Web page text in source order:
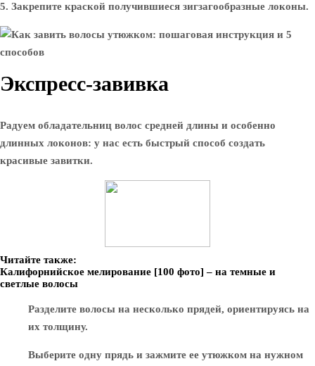
5. Закрепите краской получившиеся зигзагообразные локоны.
Экспресс-завивка
Радуем обладательниц волос средней длины и особенно
длинных локонов: у нас есть быстрый способ создать
красивые завитки.
Читайте также:
Калифорнийское мелирование [100 фото] – на темные и
светлые волосы
Разделите волосы на несколько прядей, ориентируясь на
их толщину.
Выберите одну прядь и зажмите ее утюжком на нужном